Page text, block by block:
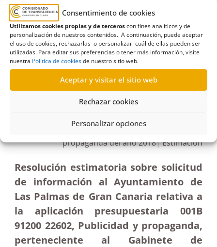
Consentimiento de cookies
Utilizamos cookies propias y de terceroscon fines analíticos y de
personalización de nuestros contenidos. A continuación, puede aceptar
el uso de cookies, rechazarlas o personalizar cuál de ellas pueden ser
utilizadas. Para editar sus preferencias o tener más información, visite
nuestra Política de cookiesde nuestro sitio web.
Aceptar y visitar el sitio web
Rechazar cookies
Personalizar opciones
Coalición Canaria-Partido Nacionalista Canario
Estimación,Gasto Público
09/04/2021
Solicitud de información al Ayuntamiento de Las
Palmas de Gran Canaria sobre gasto en
propaganda del año 2018| Estimación
Resolución estimatoria sobre solicitud
de información al Ayuntamiento de
Las Palmas de Gran Canaria relativa a
la aplicación presupuestaria 001B
91200 22602, Publicidad y propaganda,
perteneciente al Gabinete de